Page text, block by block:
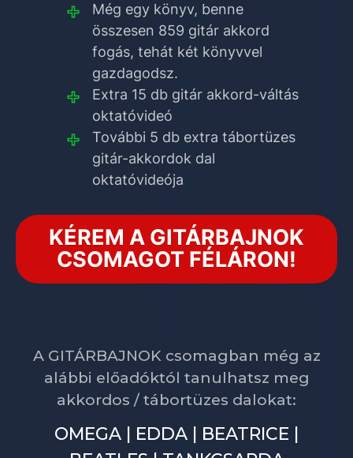
Még egy könyv, benne
összesen 859 gitár akkord
fogás, tehát két könyvvel
gazdagodsz.
Extra 15 db gitár akkord-váltás
oktatóvideó
További 5 db extra tábortüzes
gitár-akkordok dal
oktatóvideója
KÉREM A GITÁRBAJNOK
CSOMAGOT FÉLÁRON!
A GITÁRBAJNOK csomagban még az
alábbi előadóktól tanulhatsz meg
akkordos / tábortüzes dalokat:
OMEGA | EDDA | BEATRICE |